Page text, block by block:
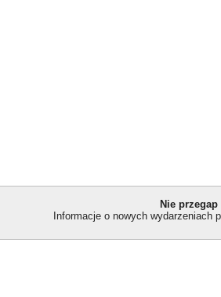
Nie
Informacje o nowych wydarzeniach